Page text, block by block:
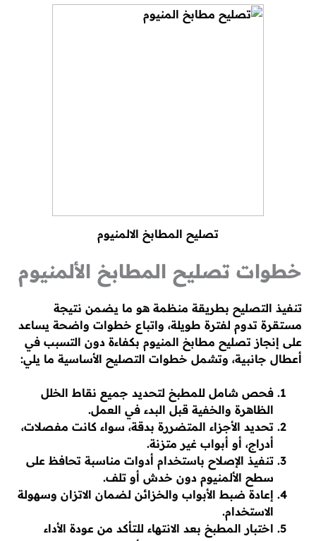
تصليح المطابخ الالمنيوم
خطوات تصليح المطابخ الألمنيوم
تنفيذ التصليح بطريقة منظمة هو ما يضمن نتيجة
مستقرة تدوم لفترة طويلة، واتباع خطوات واضحة يساعد
على إنجاز تصليح مطابخ المنيوم بكفاءة دون التسبب في
أعطال جانبية، وتشمل خطوات التصليح الأساسية ما يلي:
فحص شامل للمطبخ لتحديد جميع نقاط الخلل
الظاهرة والخفية قبل البدء في العمل.
تحديد الأجزاء المتضررة بدقة، سواء كانت مفصلات،
أدراج، أو أبواب غير متزنة.
تنفيذ الإصلاح باستخدام أدوات مناسبة تحافظ على
سطح الألمنيوم دون خدش أو تلف.
إعادة ضبط الأبواب والخزائن لضمان الاتزان وسهولة
الاستخدام.
اختبار المطبخ بعد الانتهاء للتأكد من عودة الأداء